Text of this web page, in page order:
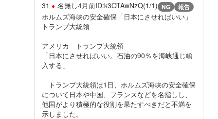
31 名無し4月前ID:k3OTAwNzQ(1/1) NG 報告
ホルムズ海峡の安全確保「日本にさせればいい」
トランプ大統領
アメリカ トランプ大統領
「日本にさせればいい。石油の90％を海峡通じ輸
入する」
トランプ大統領は1日、ホルムズ海峡の安全確保
について日本や中国、フランスなどを名指しし、
他国がより積極的な役割を果たすべきだと不満を
示しました。